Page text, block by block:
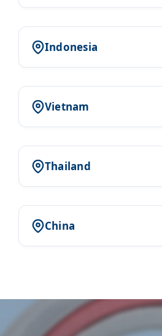
Indonesia
Vietnam
Thailand
China